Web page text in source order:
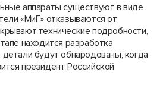
аппараты существуют в виде
«МиГ» отказываются от
технические подробности,
находится разработка
будут обнародованы, когда
президент Российской